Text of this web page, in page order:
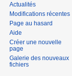
Actualités
Modifications récentes
Page au hasard
Aide
Créer une nouvelle
page
Galerie des nouveaux
fichiers